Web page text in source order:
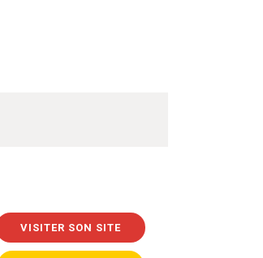
VISITER SON SITE